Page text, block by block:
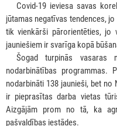
Covid-19 ieviesa savas
jūtamas negatīvas tendences,
tik vienkārši pārorientēties,
jauniešiem ir svarīga kopā
Šogad turpinās vasaras
nodarbinātības programmas.
nodarbināti 138 jaunieši, bet no
ir pieprasītas darba vietas
Aizgājām prom no tā, ka
pašvaldības iestādes.